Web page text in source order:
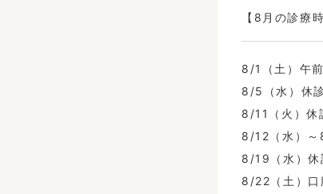
【8月の診療
8/1（土）午
8/5（水）休
8/11（火）休
8/12（水）
8/19（水）休
8/22（土）口